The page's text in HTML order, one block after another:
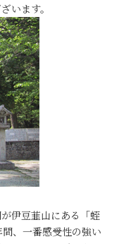
います。
伊豆韮山にある「蛭
、一番感受性の強い